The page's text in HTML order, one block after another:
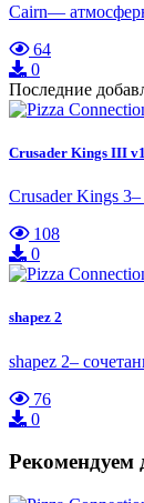
Cairn—
64
0
Последние
Crusader Kings III
Crusader Kings
108
0
shapez 2
shapez 2–
76
0
Рекомендуем